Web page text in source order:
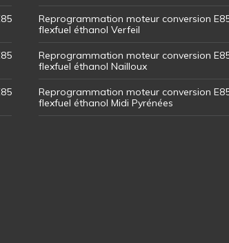
Reprogrammation moteur conversion
flexfuel éthanol Verfeil
Reprogrammation moteur conversion
flexfuel éthanol Nailloux
Reprogrammation moteur conversion
flexfuel éthanol Midi Pyrénées